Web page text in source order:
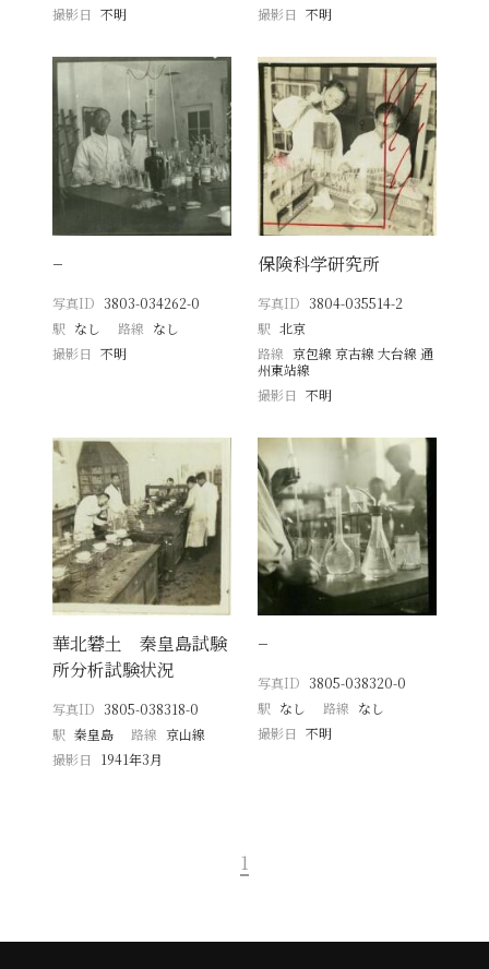
撮影日
不明
撮影日 不明
−
写真ID 3803-034262-0
駅 なし 路線 なし
撮影日
不明
保険科学研究所
写真ID 3804-035514-2
駅 北京
路線 京包線 京古線 大台線 通
州東站線
撮影日 不明
華北礬土 秦皇島試験
所分析試験状況
写真ID 3805-038318-0
駅 秦皇島 路線 京山線
撮影日
1941年3月
−
写真ID 3805-038320-0
駅 なし 路線 なし
撮影日 不明
1